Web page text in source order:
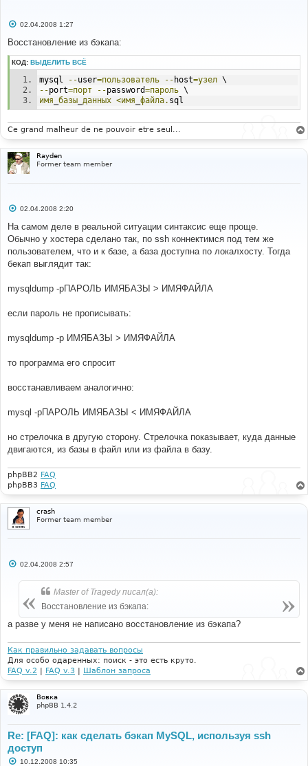
С
о
б
щ
е
02.04.2008 1:27
Восстановление из бэкапа:
КОД: ВЫДЕЛИТЬ ВСЁ
mysql --user=пользователь -- host=узел \
--port=порт --password=пароль \
имя _базы _данных <имя _файла. sql
Ce grand malheur de ne pouvoir etre seul...
Rayden
Former team member
С
о
б
щ
е
н
и
02.04.2008 2:20
На самом деле в реальной ситуации синтаксис еще проще.
Обычно у хостера сделано так, по ssh коннектимся под тем же
пользователем, что и к базе, а база доступна по локалхосту. Тогда
бекап выглядит так:
mysqldump -pПАРОЛЬ ИМЯБАЗЫ > ИМЯФАЙЛА
если пароль не прописывать:
mysqldump -p ИМЯБАЗЫ > ИМЯФАЙЛА
то программа его спросит
восстанавливаем аналогично:
mysql -pПАРОЛЬ ИМЯБАЗЫ < ИМЯФАЙЛА
но стрелочка в другую сторону. Стрелочка показывает, куда данные
двигаются, из базы в файл или из файла в базу.
phpBB2 FAQ
phpBB3 FAQ
crash
Former team member
С
е
02.04.2008 2:57
Master of Tragedy писал(а):
Восстановление из бэкапа:
а разве у меня не написано восстановление из бэкапа?
Как правильно задавать вопросы
Для особо одаренных: поиск - это есть круто.
FAQ v.2 | FAQ v.3 | Шаблон запроса
Вовка
phpBB 1.4.2
Re: [FAQ]: как сделать бэкап MySQL, используя ssh
доступ
С10.12.2008 10:35